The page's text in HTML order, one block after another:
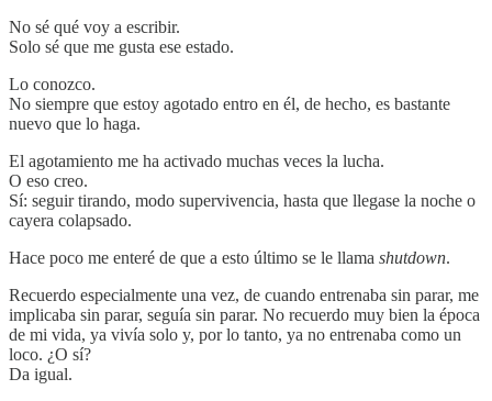
No sé qué voy a escribir.
Solo sé que me gusta ese estado.
Lo conozco.
No siempre que estoy agotado entro en él, de hecho, es bastante
nuevo que lo haga.
El agotamiento me ha activado muchas veces la lucha.
O eso creo.
Sí: seguir tirando, modo supervivencia, hasta que llegase la noche o
cayera colapsado.
Hace poco me enteré de que a esto último se le llama shutdown.
Recuerdo especialmente una vez, de cuando entrenaba sin parar, me
implicaba sin parar, seguía sin parar. No recuerdo muy bien la época
de mi vida, ya vivía solo y, por lo tanto, ya no entrenaba como un
loco. ¿O sí?
Da igual.